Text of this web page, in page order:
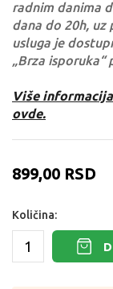
radnim danima
dana do 20h, uz
usluga je
„Brza isporuka“
Više
ovde.
899,00 RSD
Količina: